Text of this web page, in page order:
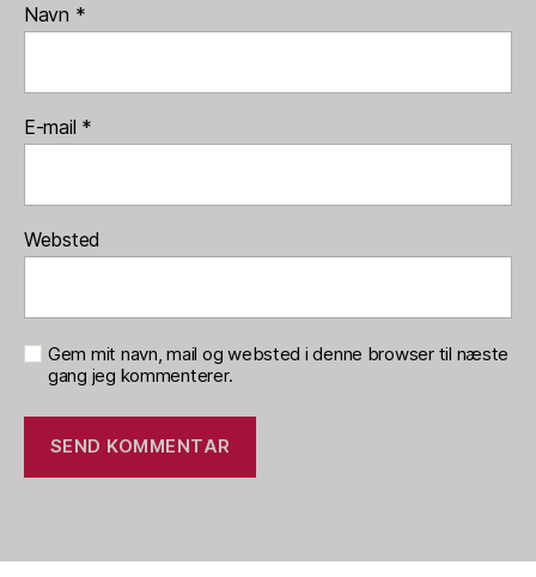
Navn *
E-mail *
Websted
Gem mit navn, mail og websted i denne browser til næste
gang jeg kommenterer.